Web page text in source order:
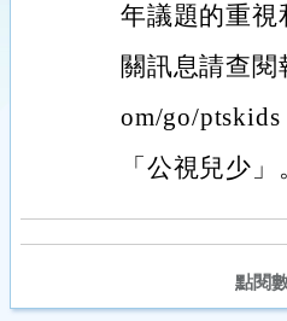
年議題的重視
關訊息請查閱
om/go/
「公視兒少」
點閱